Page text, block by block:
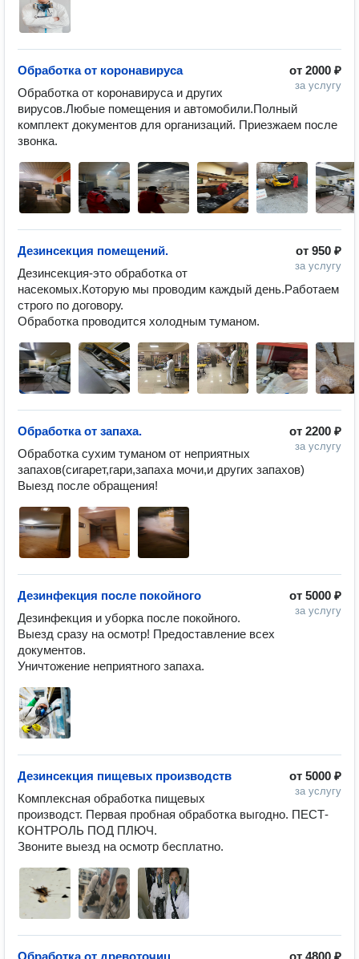
от 2000 ₽
за услугу
Обработка от коронавируса
Обработка от коронавируса и других
вирусов.Любые помещения и автомобили.Полный
комплект документов для организаций. Приезжаем после
звонка.
от 950 ₽
за услугу
Дезинсекция помещений.
Дезинсекция-это обработка от
насекомых.Которую мы проводим каждый день.Работаем
строго по договору.
Обработка проводится холодным туманом.
от 2200 ₽
за услугу
Обработка от запаха.
Обработка сухим туманом от неприятных
запахов(сигарет,гари,запаха мочи,и других запахов)
Выезд после обращения!
от 5000 ₽
за услугу
Дезинфекция после покойного
Дезинфекция и уборка после покойного.
Выезд сразу на осмотр! Предоставление всех
документов.
Уничтожение неприятного запаха.
от 5000 ₽
за услугу
Дезинсекция пищевых производств
Комплексная обработка пищевых
производст. Первая пробная обработка выгодно. ПЕСТ-
КОНТРОЛЬ ПОД ПЛЮЧ.
Звоните выезд на осмотр бесплатно.
от 4800 ₽
Обработка от древоточиц